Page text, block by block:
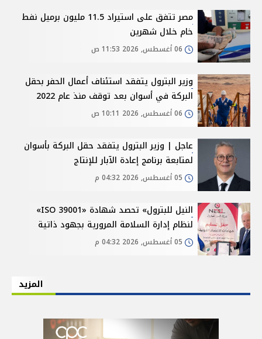
مصر تتفق على استيراد 11.5 مليون برميل نفط
خام خلال شهرين
وزير البترول يتفقد استئناف أعمال الحفر بحقل
البركة في أسوان بعد توقف منذ عام 2022
عاجل | وزير البترول يتفقد حقل البركة بأسوان
لمتابعة برنامج إعادة الآبار للإنتاج
النيل للبترول» تحصد شهادة «ISO 39001»
لنظام إدارة السلامة المرورية بجهود ذاتية
المزيد